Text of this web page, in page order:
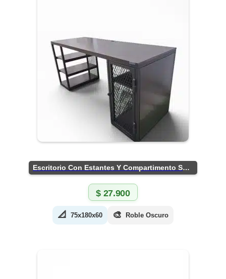
Escritorio Con Estantes Y Compartimento Seguro
$27.900
📐 75x180x60 🎨 Roble Oscuro